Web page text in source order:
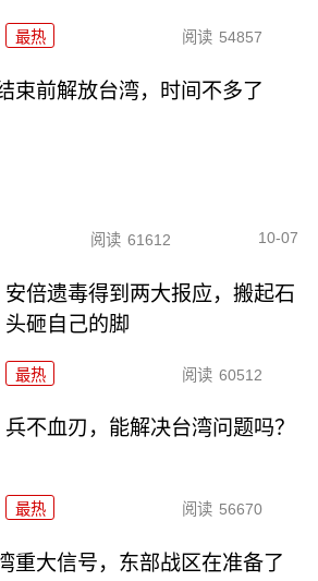
最热 阅读 54857
束前解放台湾，时间不多了
阅读 61612 10-07
安倍遗毒得到两大报应，搬起石
头砸自己的脚
最热 阅读 60512
兵不血刃，能解决台湾问题吗？
最热 阅读 56670
重大信号，东部战区在准备了